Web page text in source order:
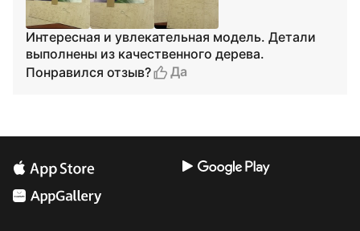
Интересная и увлекательная модель. Детали
выполнены из качественного дерева.
Понравился отзыв?
Да